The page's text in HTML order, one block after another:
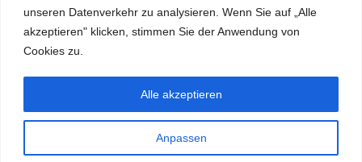
unseren Datenverkehr zu analysieren. Wenn Sie auf „Alle
akzeptieren" klicken, stimmen Sie der Anwendung von
Cookies zu.
Anpassen
Alle akzeptieren